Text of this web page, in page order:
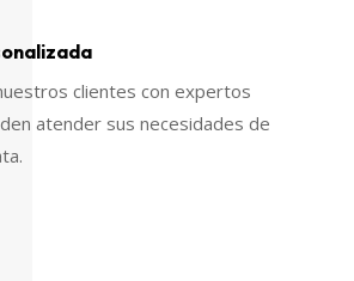
clientes con expertos
atender sus necesidades de